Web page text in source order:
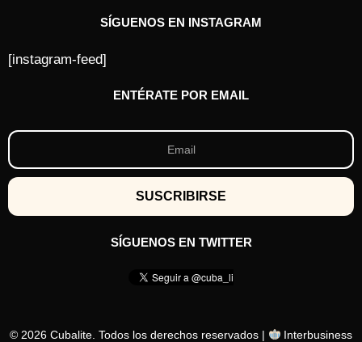
SÍGUENOS EN INSTAGRAM
[instagram-feed]
ENTÉRATE POR EMAIL
SÍGUENOS EN TWITTER
© 2026 Cubalite. Todos los derechos reservados | Interbusiness